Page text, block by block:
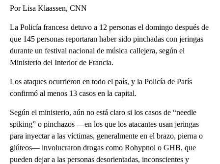
Por Lisa Klaassen, CNN
La Policía francesa detuvo a 12 personas el domingo después de
que 145 personas reportaran haber sido pinchadas con jeringas
durante un festival nacional de música callejera, según el
Ministerio del Interior de Francia.
Los ataques ocurrieron en todo el país, y la Policía de París
confirmó al menos 13 casos en la capital.
Según el ministerio, aún no está claro si los casos de “needle
spiking” o pinchazos —en los que los atacantes usan jeringas
para inyectar a las víctimas, generalmente en el brazo, pierna o
glúteos— involucraron drogas como Rohypnol o GHB, que
pueden dejar a las personas desorientadas, inconscientes y